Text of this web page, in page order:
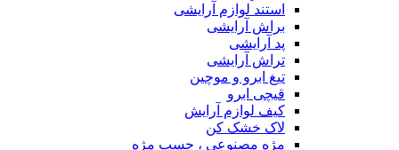
استند لوازم آرایشی
براش آرایشی
پد آرایشی
تراش آرایشی
تیغ ابرو و موچین
قیچی ابرو
کیف لوازم آرایش
لاک خشک کن
مژه مصنوعی ، چسب مژه